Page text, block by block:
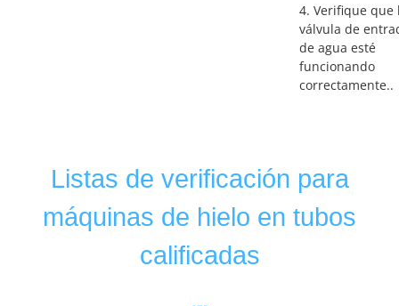
4. Verifique que
válvula de
de agua esté
funcionando
correctamente..
Listas de verificación para
máquinas de hielo en tubos
calificadas